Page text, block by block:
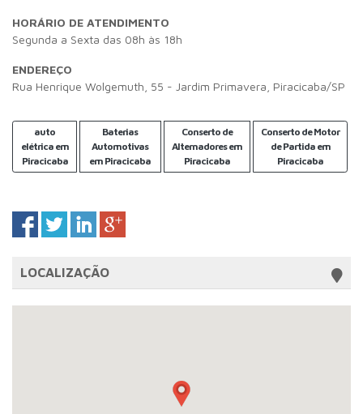
HORÁRIO DE ATENDIMENTO
Segunda a Sexta das 08h às 18h
ENDEREÇO
Rua Henrique Wolgemuth, 55 - Jardim Primavera, Piracicaba/SP
auto
elétrica em
Piracicaba
Baterias
Automotivas
em Piracicaba
Conserto de
Alternadores em
Piracicaba
Conserto de Motor
de Partida em
Piracicaba
LOCALIZAÇÃO